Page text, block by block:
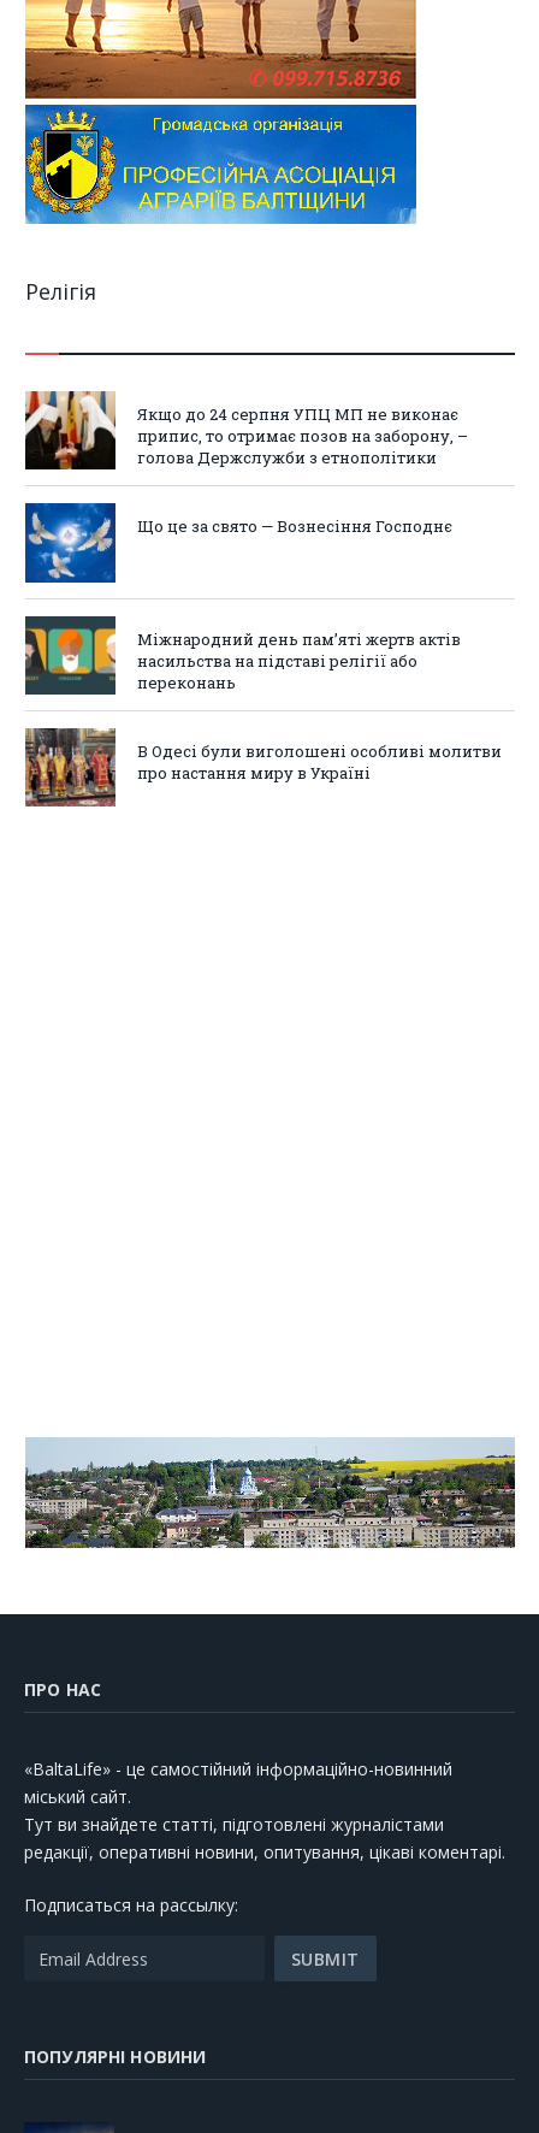
Релігія
Якщо до 24 серпня УПЦ МП не виконає
припис, то отримає позов на заборону, –
голова Держслужби з етнополітики
Що це за свято — Вознесіння Господнє
Міжнародний день пам’яті жертв актів
насильства на підставі релігії або
переконань
В Одесі були виголошені особливі молитви
про настання миру в Україні
ПРО НАС
«BaltaLife» - це самостійний інформаційно-новинний
міський сайт.
Тут ви знайдете статті, підготовлені журналістами
редакції, оперативні новини, опитування, цікаві коментарі.
Подписаться на рассылку:
ПОПУЛЯРНІ НОВИНИ